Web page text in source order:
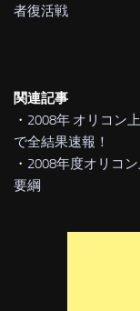
者復活戦
関連記事
・ 2008年 オリコン
で全結果速報！
・ 2008年度オリコ
要綱